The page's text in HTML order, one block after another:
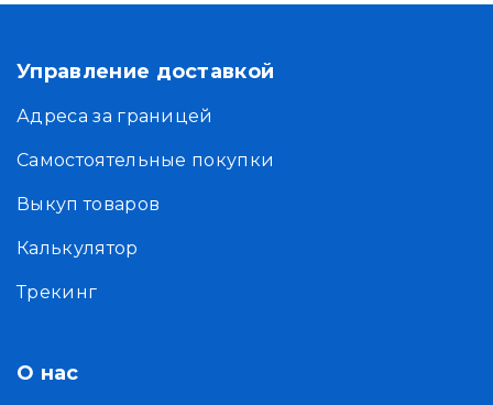
Управление доставкой
Адреса за границей
Самостоятельные покупки
Выкуп товаров
Калькулятор
Трекинг
О нас